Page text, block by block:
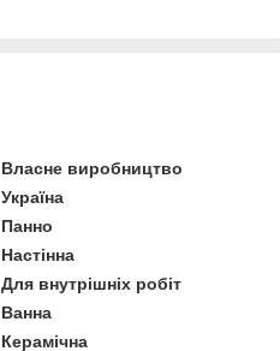
Власне виробництво
Україна
Панно
Настінна
Для внутрішніх робіт
Ванна
Керамічна